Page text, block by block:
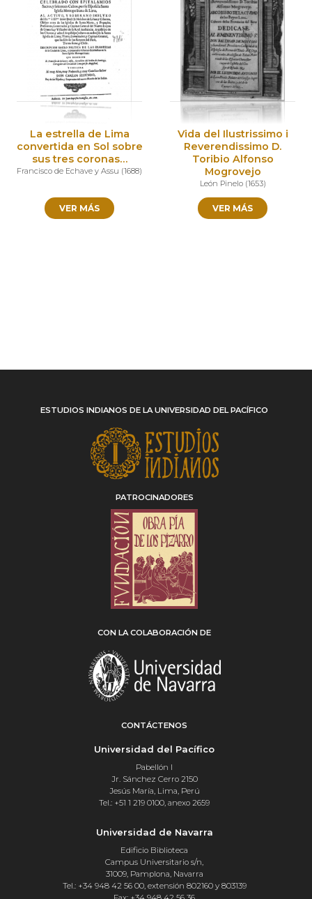
La estrella de Lima
convertida en Sol sobre
sus tres coronas…
Francisco de Echave y Assu (1688)
VER MÁS
Vida del Ilustrissimo i
Reverendissimo D.
Toribio Alfonso
Mogrovejo
León Pinelo(1653)
VER MÁS
ESTUDIOS INDIANOS DE LA UNIVERSIDAD DEL PACÍFICO
PATROCINADORES
CON LA COLABORACIÓN DE
CONTÁCTENOS
Universidad del Pacífico
Pabellón I
Jr. Sánchez Cerro 2150
Jesús María, Lima, Perú
Tel.: +51 1 219 0100, anexo 2659
Universidad de Navarra
Edificio Biblioteca
Campus Universitario s/n,
31009, Pamplona, Navarra
Tel.: +34 948 42 56 00, extensión 802160 y 803139